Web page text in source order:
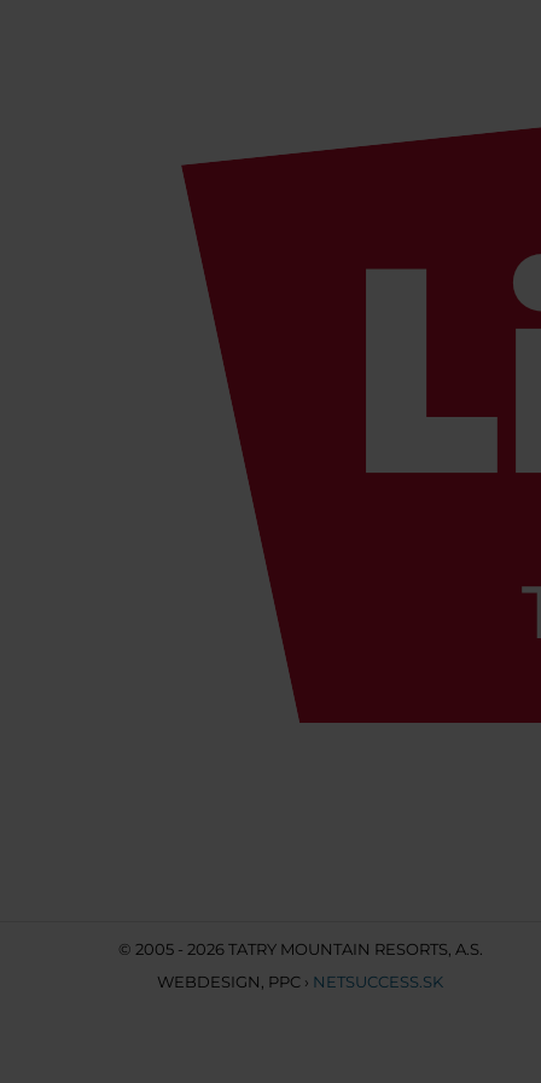
© 2005 - 2026 TATRY MOUNTAIN RESORTS, A.S.
WEBDESIGN PPC › NETSUCCESS.SK